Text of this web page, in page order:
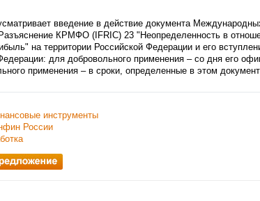
введение в действие документа
КРМФО (IFRIC) 23 "Неопределенность в
на территории Российской Федерации и его
для добровольного применения – со дня его
применения – в сроки, определенные в этом
инструменты
России